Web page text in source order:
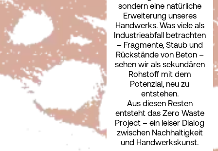
sondern eine natürliche
Erweiterung unseres
Handwerks. Was viele als
Industrieabfall betrachten
– Fragmente, Staub und
Rückstände von Beton –
sehen wir als sekundären
Rohstoff mit dem
Potenzial, neu zu
entstehen.
Aus diesen Resten
entsteht das Zero Waste
Project – ein leiser Dialog
zwischen Nachhaltigkeit
und Handwerkskunst.